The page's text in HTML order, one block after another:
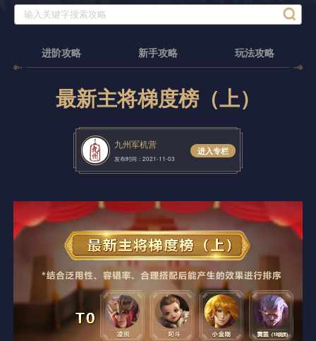
进阶攻略 新手攻略 玩法攻略
最新主将梯度榜（上）
九州军机营
发布时间：2021-11-03
进入专栏